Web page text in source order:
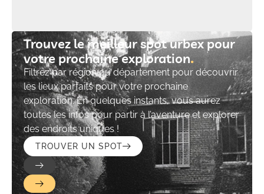
Trouvez le meilleur spot urbex pour
votre prochaine exploration​
Filtrez par région ou département pour découvrir
les lieux parfaits pour votre prochaine
exploration. En quelques instants, vous aurez
toutes les infos pour partir à l’aventure et explorer
des endroits uniques !
TROUVER UN SPOT